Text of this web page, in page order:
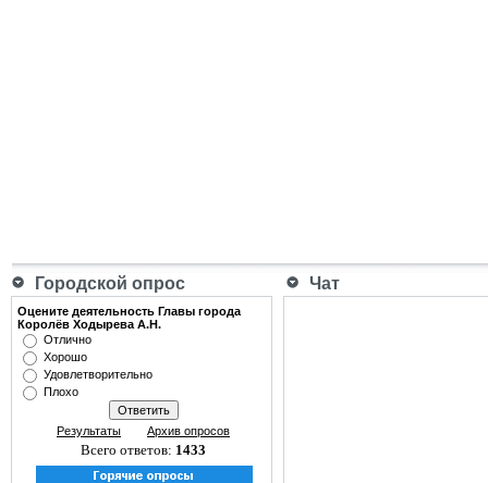
Городской опрос Чат
Оцените деятельность Главы города
Королёв Ходырева А.Н.
Отлично
Хорошо
Удовлетворительно
Плохо
Результаты Архив опросов
Всего ответов: 1433